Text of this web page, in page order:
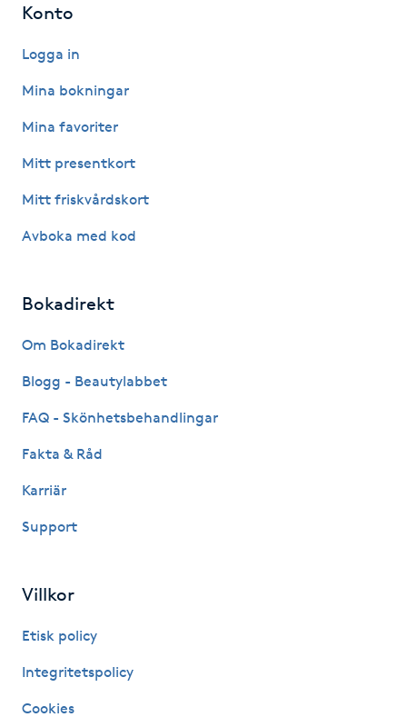
Hudföryngring
Huduppstramning
Hyaluronsyra
Hårförlängning
Hälsa
Idrottsmassage
Konto
Logga in
Mina bokningar
Mina favoriter
Mitt presentkort
Mitt friskvårdskort
Avboka med kod
Bokadirekt
Om Bokadirekt
Blogg - Beautylabbet
FAQ - Skönhetsbehandlingar
Fakta & Råd
Karriär
Support
Villkor
Etisk policy
Integritetspolicy
Cookies